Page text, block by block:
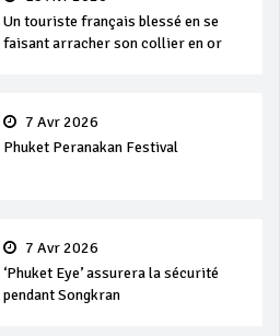
Un touriste français blessé en se
faisant arracher son collier en or
7 Avr 2026
Phuket Peranakan Festival
7 Avr 2026
‘Phuket Eye’ assurera la sécurité
pendant Songkran